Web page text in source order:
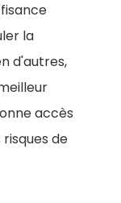
la
d'autres,
accès
de